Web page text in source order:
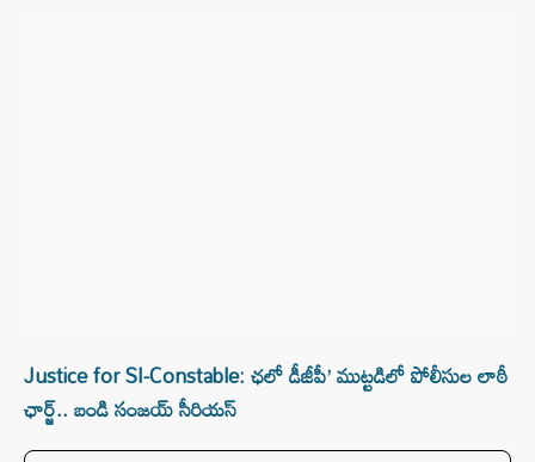
Justice for SI-Constable: ఛలో డీజీపీ’ ముట్టడిలో పోలీసుల లాఠీ
ఛార్జ్.. బండి సంజయ్‌ సీరియస్‌